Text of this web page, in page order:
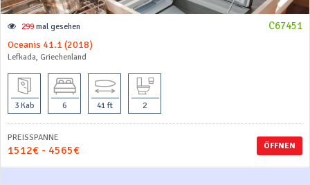
C67451
299 mal gesehen
Oceanis 41.1 (2018)
Lefkada, Griechenland
3 Kab 6 41 ft 2
ÖFFNEN
PREISSPANNE
1512€ - 4565€